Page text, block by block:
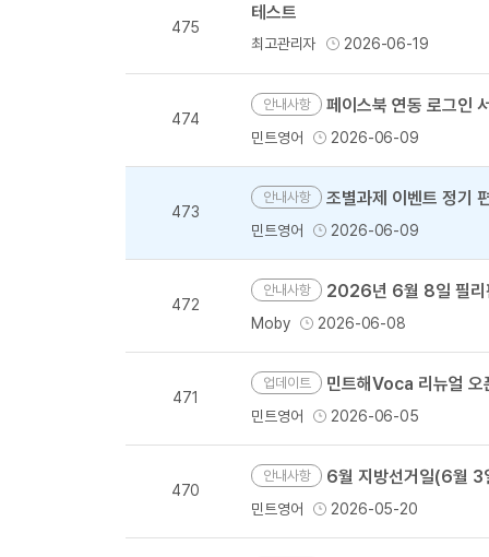
475
테스트
최고관리자 2026-06-19
474
안내사항 페이스북 연동 로그인
민트영어 2026-06-09
473
안내사항 조별과제 이벤트 정기
민트영어 2026-06-09
472
안내사항 2026년 6월 8일 필리
Moby 2026-06-08
471
업데이트 민트해Voca 리뉴얼 오
민트영어 2026-06-05
470
안내사항 6월 지방선거일(6월 3일
민트영어 2026-05-20